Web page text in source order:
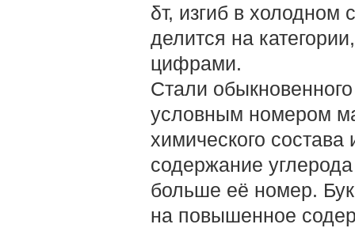
δт, изгиб в холодном
делится на
цифрами.
Стали
условным номером
химического состава
содержание
больше её номер.
на повышенное